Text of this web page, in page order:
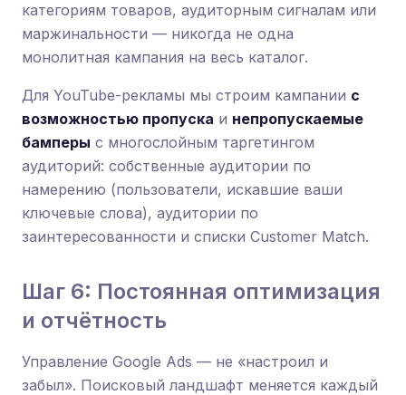
категориям товаров, аудиторным сигналам или
маржинальности — никогда не одна
монолитная кампания на весь каталог.
Для YouTube-рекламы мы строим кампании с
возможностью пропуска и непропускаемые
бамперы с многослойным таргетингом
аудиторий: собственные аудитории по
намерению (пользователи, искавшие ваши
ключевые слова), аудитории по
заинтересованности и списки Customer Match.
Шаг 6: Постоянная оптимизация
и отчётность
Управление Google Ads — не «настроил и
забыл». Поисковый ландшафт меняется каждый